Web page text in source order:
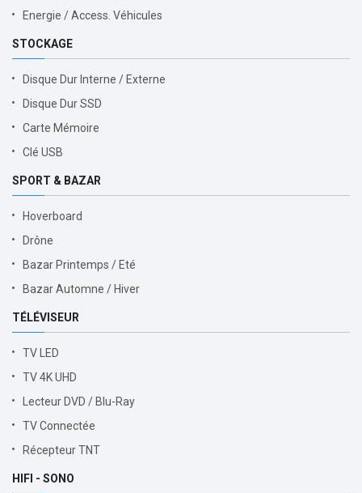
Energie / Access. Véhicules
STOCKAGE
Disque Dur Interne / Externe
Disque Dur SSD
Carte Mémoire
Clé USB
SPORT & BAZAR
Hoverboard
Drône
Bazar Printemps / Eté
Bazar Automne / Hiver
TÉLÉVISEUR
TV LED
TV 4K UHD
Lecteur DVD / Blu-Ray
TV Connectée
Récepteur TNT
HIFI - SONO